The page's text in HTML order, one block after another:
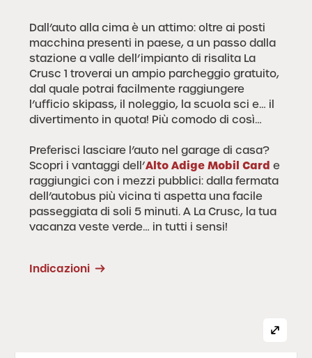
Dall’auto alla cima è un attimo: oltre ai posti
macchina presenti in paese, a un passo dalla
stazione a valle dell’impianto di risalita La
Crusc 1 troverai un ampio parcheggio gratuito,
dal quale potrai facilmente raggiungere
l’ufficio skipass, il noleggio, la scuola sci e… il
divertimento in quota! Più comodo di così…
Preferisci lasciare l’auto nel garage di casa?
Scopri i vantaggi dell’Alto Adige Mobil Card e
raggiungici con i mezzi pubblici: dalla fermata
dell’autobus più vicina ti aspetta una facile
passeggiata di soli 5 minuti. A La Crusc, la tua
vacanza veste verde… in tutti i sensi!
Indicazioni